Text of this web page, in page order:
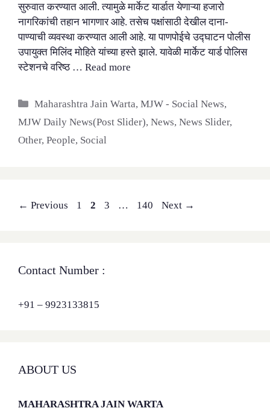
सुरुवात करण्यात आली. त्यामुळे मार्केट यार्डात येणाऱ्या हजारो
नागरिकांची तहान भागणार आहे. तसेच पक्षांसाठी देखील दाना-
पाण्याची व्यवस्था करण्यात आली आहे. या पाणपोईचे उद्घाटन पोलीस
उपायुक्त मिलिंद मोहिते यांच्या हस्ते झाले. यावेळी मार्केट यार्ड पोलिस
स्टेशनचे वरिष्ठ … Read more
Categories
Maharashtra Jain Warta,MJW - Social News,
MJW Daily News(Post Slider), News, News Slider,
Other, People, Social
← Previous Page
1 Page
2 Page
3 … Page
140 Next →
Contact Number :
+91 – 9923133815
ABOUT US
MAHARASHTRA JAIN WARTA